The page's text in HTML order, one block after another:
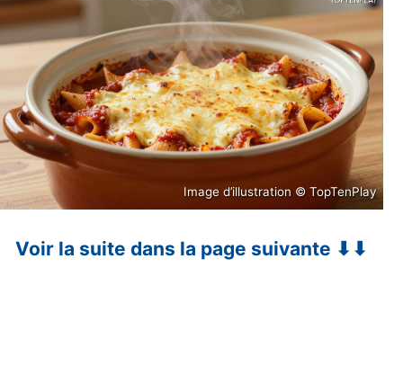
Image d’illustration © TopTenPlay
Voir la suite dans la page suivante ⬇⬇